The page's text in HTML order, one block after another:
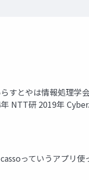
すとやは情報処理学
NTT研 2019年
っていうアプリ使